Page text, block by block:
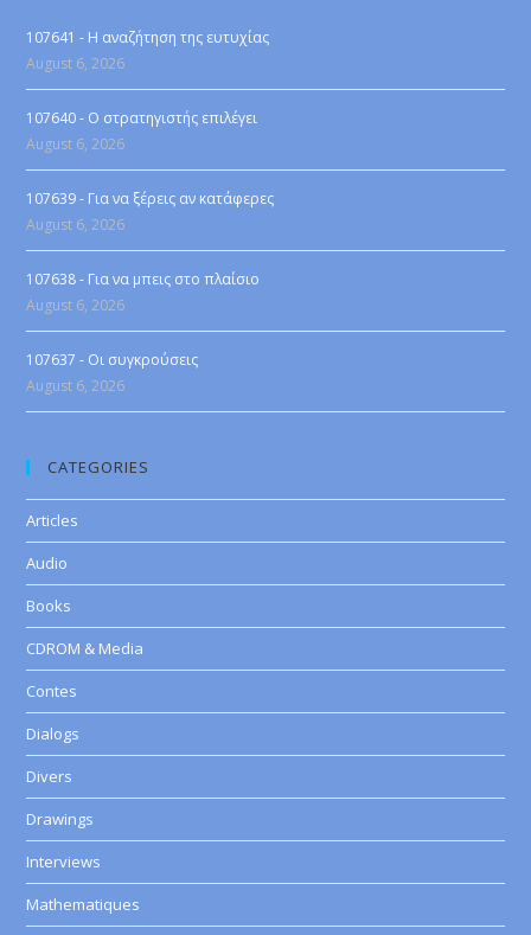
107641 - Η αναζήτηση της ευτυχίας
August 6, 2026
107640 - Ο στρατηγιστής επιλέγει
August 6, 2026
107639 - Για να ξέρεις αν κατάφερες
August 6, 2026
107638 - Για να μπεις στο πλαίσιο
August 6, 2026
107637 - Οι συγκρούσεις
August 6, 2026
CATEGORIES
Articles
Audio
Books
CDROM & Media
Contes
Dialogs
Divers
Drawings
Interviews
Mathematiques